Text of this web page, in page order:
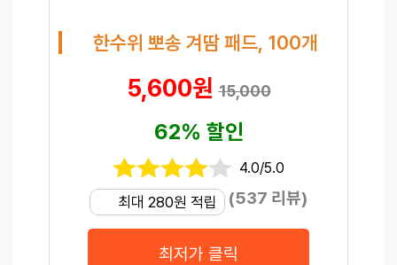
한수위 뽀송 겨땀 패드, 100개
5,600원15,000
62% 할인
4.0/5.0
최대 280원 적립 (537 리뷰)
최저가 클릭